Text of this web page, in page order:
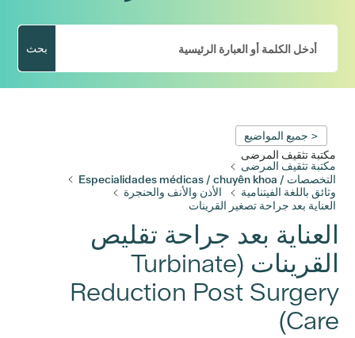
بحث
< جميع المواضيع
مكتبة تثقيف المرضى
مكتبة تثقيف المرضى
التخصصات / Especialidades médicas / chuyên khoa
وثائق باللغة الفيتنامية
الأذن والأنف والحنجرة
العناية بعد جراحة تصغير القرينات
العناية بعد جراحة تقليص
القرينات (Turbinate
Reduction Post Surgery
Care)